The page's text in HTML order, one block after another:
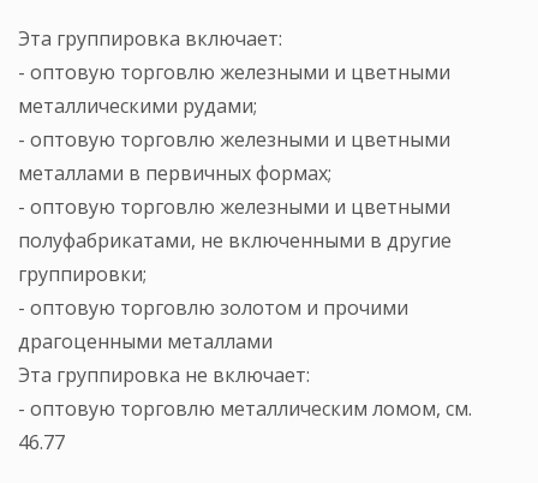
Эта группировка включает:
- оптовую торговлю железными и цветными
металлическими рудами;
- оптовую торговлю железными и цветными
металлами в первичных формах;
- оптовую торговлю железными и цветными
полуфабрикатами, не включенными в другие
группировки;
- оптовую торговлю золотом и прочими
драгоценными металлами
Эта группировка не включает:
- оптовую торговлю металлическим ломом, см.
46.77